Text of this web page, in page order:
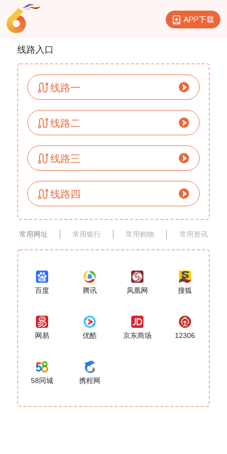
线路入口
线路一
线路二
线路三
线路四
常用网址 常用银行 常用购物 常用资讯
百度 腾讯 凤凰网 搜狐
网易 优酷 京东商场 12306
58同城 携程网